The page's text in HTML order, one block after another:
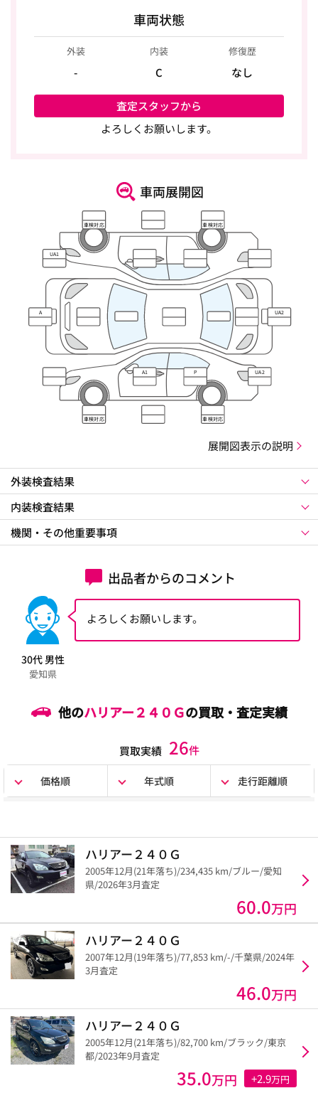
車両状態
外装
-
内装
C
修復歴
なし
査定スタッフから
よろしくお願いします。
車両展開図
車検対応 車検対応
UA1
A UA2
A1 P UA2
車検対応 車検対応
展開図表示の説明
外装検査結果
内装検査結果
機関・その他重要事項
出品者からのコメント
30代 男性
愛知県
よろしくお願いします。
他のハリアー２４０Ｇの買取・査定実績
買取実績 26件
価格順 年式順 走行距離順
ハリアー２４０Ｇ
2005年12月(21年落ち)/234,435 km/ブルー/愛知
県/2026年3月査定
60.0万円
ハリアー２４０Ｇ
2007年12月(19年落ち)/77,853 km/-/千葉県/2024年
3月査定
46.0万円
ハリアー２４０Ｇ
2005年12月(21年落ち)/82,700 km/ブラック/東京
都/2023年9月査定
35.0万円 +2.9万円